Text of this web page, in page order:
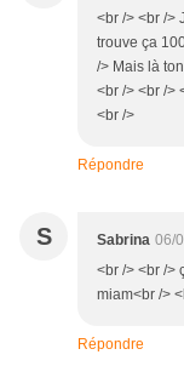
<br /> <br />
trouve ça
/> Mais là
<br /> <br />
<br />
Répondre
S Sabrina 06/
<br /> <br />
miam<br />
Répondre